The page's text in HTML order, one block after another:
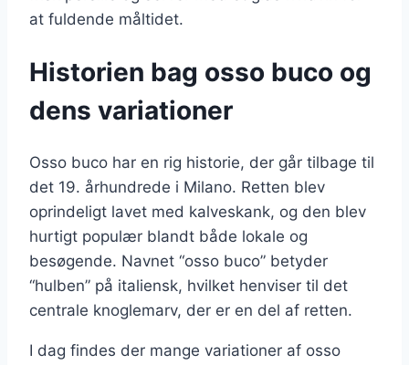
at fuldende måltidet.
Historien bag osso buco og
dens variationer
Osso buco har en rig historie, der går tilbage til
det 19. århundrede i Milano. Retten blev
oprindeligt lavet med kalveskank, og den blev
hurtigt populær blandt både lokale og
besøgende. Navnet “osso buco” betyder
“hulben” på italiensk, hvilket henviser til det
centrale knoglemarv, der er en del af retten.
I dag findes der mange variationer af osso